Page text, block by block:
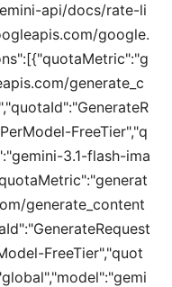
api/docs/rate-li
google.
generate_c
FreeTier","q
3.1-flash-ima
generate_content
FreeTier","quot